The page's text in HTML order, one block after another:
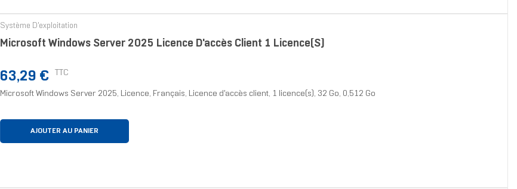
Système D'exploitation
Microsoft Windows Server 2025 Licence D'accès Client 1 Licence(s)
Prix
63,29 € TTC
Microsoft Windows Server 2025, Licence, Français, Licence d'accès client, 1 licence(s), 32 Go, 0,512 Go
AJOUTER AU PANIER